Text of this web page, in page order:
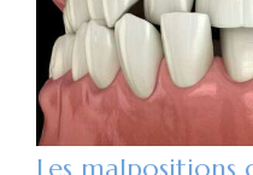
Les malpositions